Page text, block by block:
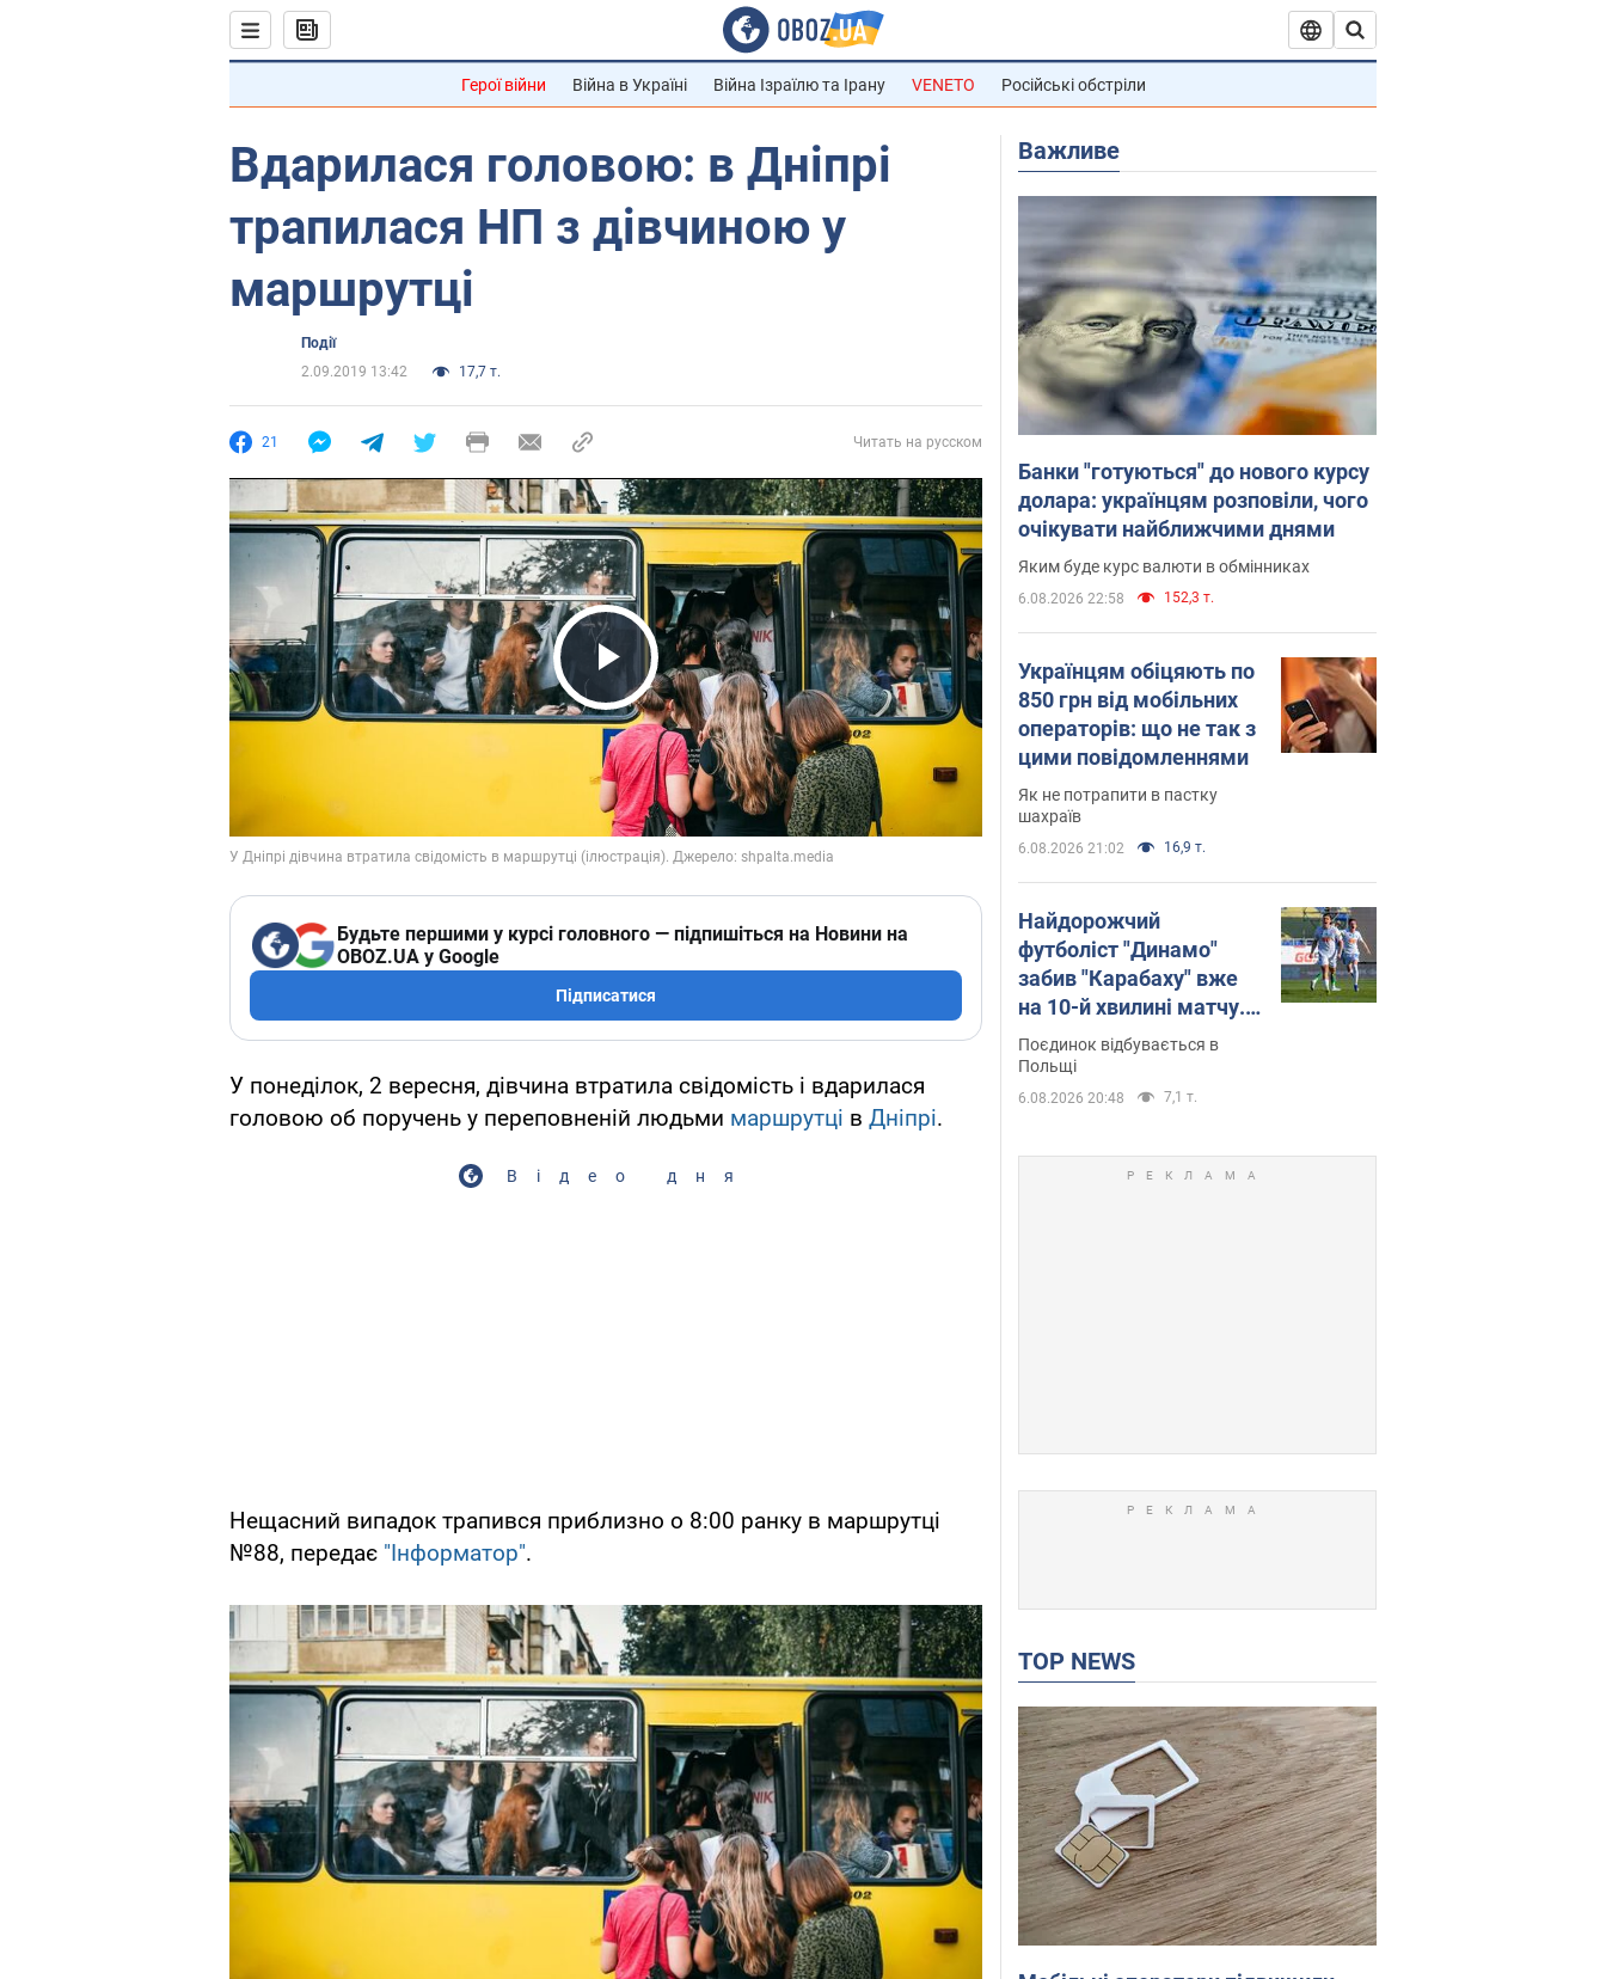
Герої війни Війна в Україні Війна Ізраїлю та Ірану VENETO Російські обстріли
Вдарилася головою: в Дніпрі
трапилася НП з дівчиною у
маршрутці
Події
2.09.2019 13:42
17,7 т.
21 Читать на русском
Play Video
Будьте першими у курсі головного — підпишіться на Новини на
OBOZ.UA у Google
Підписатися
У понеділок, 2 вересня, дівчина втратила свідомість і вдарилася
головою об поручень у переповненій людьми маршрутці в Дніпрі.
Відео дня
Нещасний випадок трапився приблизно о 8:00 ранку в маршрутці
№88, передає "Інформатор".
Важливе
Банки "готуються" до нового курсу
долара: українцям розповіли, чого
очікувати найближчими днями
Яким буде курс валюти в обмінниках
6.08.2026 22:58 152,3 т.
Українцям обіцяють по
850 грн від мобільних
операторів: що не так з
цими повідомленнями
Як не потрапити в пастку
шахраїв
6.08.2026 21:02 16,9 т.
Найдорожчий
футболіст "Динамо"
забив "Карабаху" вже
на 10-й хвилині матчу.
Відео
Поєдинок відбувається в
Польщі
6.08.2026 20:48 7,1 т.
TOP NEWS